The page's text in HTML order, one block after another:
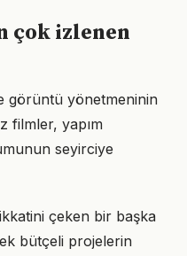
çok izlenen
görüntü yönetmeninin
filmler, yapım
seyirciye
çeken bir başka
bütçeli projelerin